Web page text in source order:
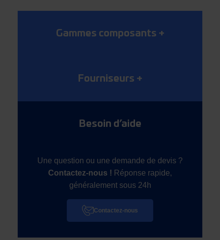
Gammes composants +
Fourniseurs +
Besoin d’aide
Une question ou une demande de devis ?
Contactez-nous ! Réponse rapide,
généralement sous 24h
Contactez-nous